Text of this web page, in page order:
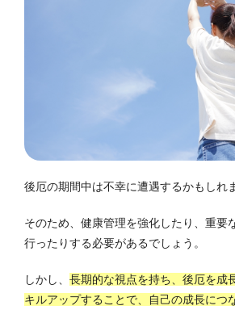
後厄の期間中は不幸に遭遇するかもしれ
そのため、健康管理を強化したり、重要
行ったりする必要があるでしょう。
しかし、 長期的な視点を持ち、後厄を成
キルアップすることで、自己の成長につ